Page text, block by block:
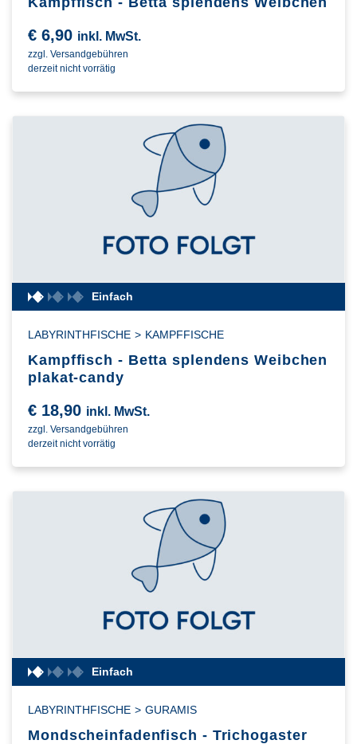
€ 6,90 inkl. MwSt.
zzgl. Versandgebühren
derzeit nicht vorrätig
Einfach
LABYRINTHFISCHE > KAMPFFISCHE
Kampffisch - Betta splendens Weibchen
plakat-candy
€ 18,90 inkl. MwSt.
zzgl. Versandgebühren
derzeit nicht vorrätig
Einfach
LABYRINTHFISCHE > GURAMIS
Mondscheinfadenfisch - Trichogaster